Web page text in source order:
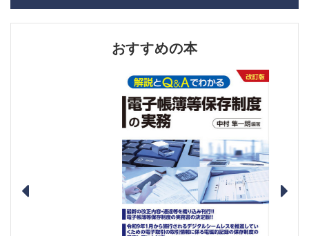
おすすめの本